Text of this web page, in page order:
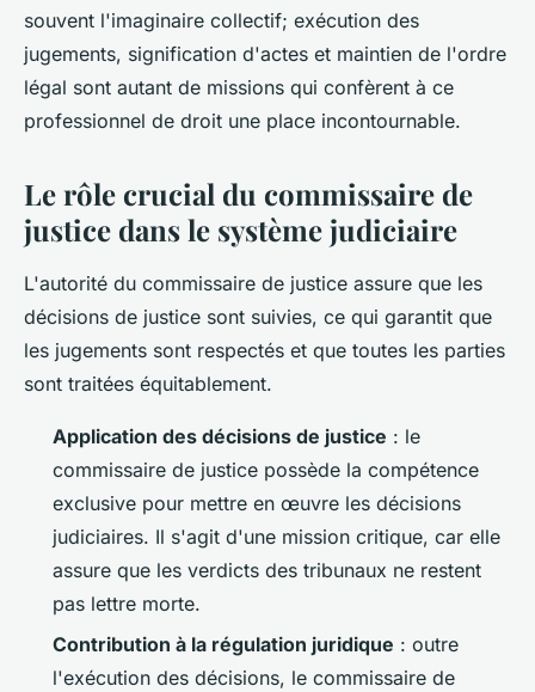
souvent l'imaginaire collectif; exécution des
jugements, signification d'actes et maintien de l'ordre
légal sont autant de missions qui confèrent à ce
professionnel de droit une place incontournable.
Le rôle crucial du commissaire de
justice dans le système judiciaire
L'autorité du commissaire de justice assure que les
décisions de justice sont suivies, ce qui garantit que
les jugements sont respectés et que toutes les parties
sont traitées équitablement.
Application des décisions de justice : le
commissaire de justice possède la compétence
exclusive pour mettre en œuvre les décisions
judiciaires. Il s'agit d'une mission critique, car elle
assure que les verdicts des tribunaux ne restent
pas lettre morte.
Contribution à la régulation juridique : outre
l'exécution des décisions, le commissaire de